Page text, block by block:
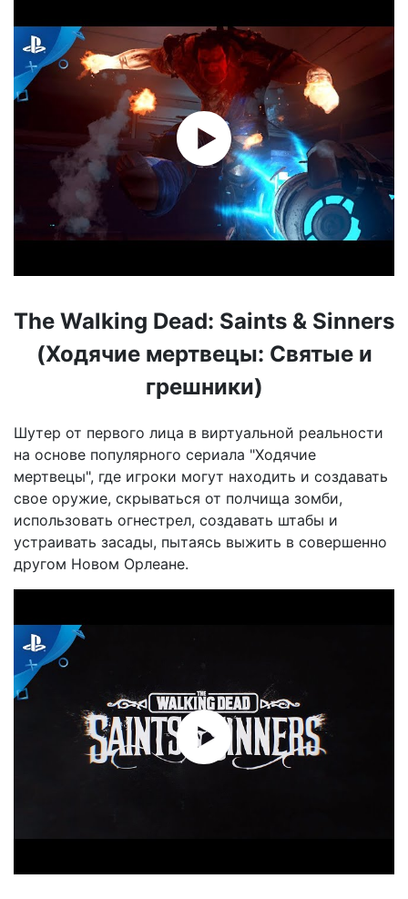
The Walking Dead: Saints & Sinners
(Ходячие мертвецы: Святые и
грешники)
Шутер от первого лица в виртуальной реальности
на основе популярного сериала "Ходячие
мертвецы", где игроки могут находить и создавать
свое оружие, скрываться от полчища зомби,
использовать огнестрел, создавать штабы и
устраивать засады, пытаясь выжить в совершенно
другом Новом Орлеане.